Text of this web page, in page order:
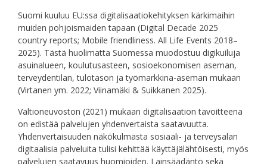
Suomi kuuluu EU:ssa digitalisaatiokehityksen kärkimaihin
muiden pohjoismaiden tapaan (Digital Decade 2025
country reports; Mobile friendliness. All Life Events 2018–
2025). Tästä huolimatta Suomessa muodostuu digikuiluja
asuinalueen, koulutusasteen, sosioekonomisen aseman,
terveydentilan, tulotason ja työmarkkina-aseman mukaan
(Virtanen ym. 2022; Viinamäki & Suikkanen 2025).
Valtioneuvoston (2021) mukaan digitalisaation tavoitteena
on edistää palvelujen yhdenvertaista saatavuutta.
Yhdenvertaisuuden näkökulmasta sosiaali- ja terveysalan
digitaalisia palveluita tulisi kehittää käyttäjälähtöisesti, myös
palvelujen saatavuus huomioiden. Lainsäädäntö sekä